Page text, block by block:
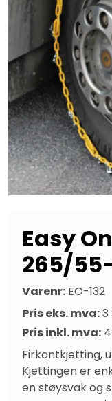
Easy
265/
Varenr: EO-132
Pris eks. mva:3
Pris inkl. mva:
Firkantkjetting,
Kjettingen er
en støysvak og